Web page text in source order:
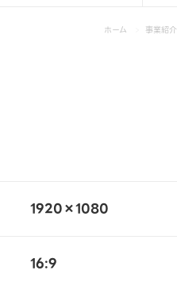
ホーム 事業紹介
1920×1080
16:9